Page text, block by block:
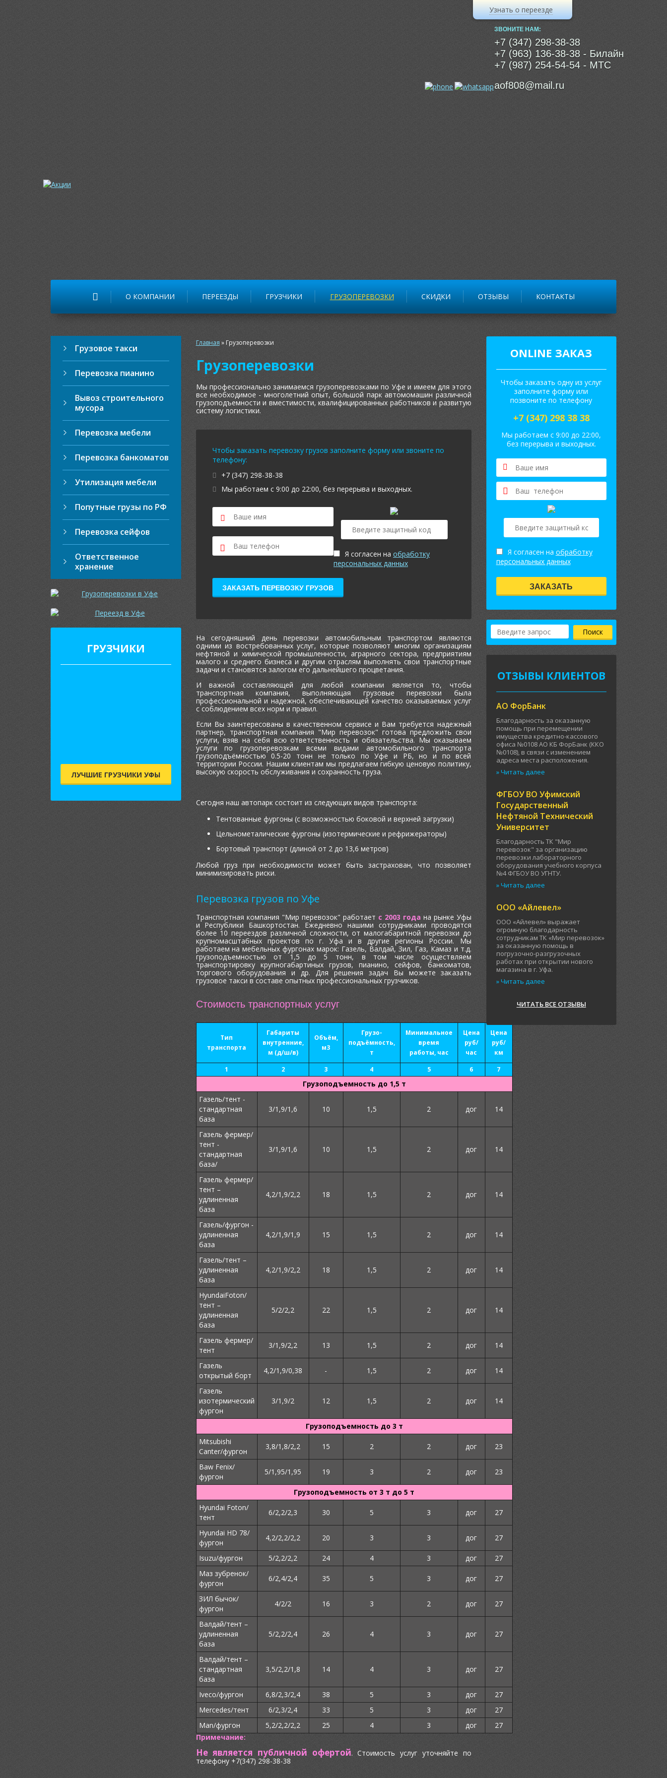
Узнать о переезде
ЗВОНИТЕ НАМ:
+7 (347) 298-38-38
+7 (963) 136-38-38 - Билайн
+7 (987) 254-54-54 - МТС
aof808@mail.ru
О КОМПАНИИ ПЕРЕЕЗДЫ ГРУЗЧИКИ ГРУЗОПЕРЕВОЗКИ СКИДКИ ОТЗЫВЫ КОНТАКТЫ
Грузовое такси
Перевозка пианино
Вывоз строительного
мусора
Перевозка мебели
Перевозка банкоматов
Утилизация мебели
Попутные грузы по РФ
Перевозка сейфов
Ответственное
хранение
ГРУЗЧИКИ
ЛУЧШИЕ ГРУЗЧИКИ УФЫ
Главная »Грузоперевозки
Грузоперевозки
Мы профессионально занимаемся грузоперевозками по Уфе и имеем для этого
все необходимое - многолетний опыт, большой парк автомомашин различной
грузоподъемности и вместимости, квалифицированных работников и развитую
систему логистики.
Чтобы заказать перевозку грузов заполните форму или звоните по
телефону:
+7 (347) 298-38-38
Мы работаем с 9:00 до 22:00, без перерыва и выходных.
Я согласен на обработку
персональных данных
ЗАКАЗАТЬ ПЕРЕВОЗКУ ГРУЗОВ
На сегодняшний день перевозки автомобильным транспортом являются
одними из востребованных услуг, которые позволяют многим организациям
нефтяной и химической промышленности, аграрного сектора, предприятиям
малого и среднего бизнеса и другим отраслям выполнять свои транспортные
задачи и становятся залогом его дальнейшего процветания.
И важной составляющей для любой компании является то, чтобы
транспортная компания, выполняющая грузовые перевозки была
профессиональной и надежной, обеспечивающей качество оказываемых услуг
с соблюдением всех норм и правил.
Если Вы заинтересованы в качественном сервисе и Вам требуется надежный
партнер, транспортная компания "Мир перевозок" готова предложить свои
услуги, взяв на себя всю ответственность и обязательства. Мы оказываем
услуги по грузоперевозкам всеми видами автомобильного транспорта
грузоподъёмностью 0.5-20 тонн не только по Уфе и РБ, но и по всей
территории России. Нашим клиентам мы предлагаем гибкую ценовую политику,
высокую скорость обслуживания и сохранность груза.
Сегодня наш автопарк состоит из следующих видов транспорта:
Тентованные фургоны (с возможностью боковой и верхней загрузки)
Цельнометалические фургоны (изотермические и рефрижераторы)
Бортовый транспорт (длиной от 2 до 13,6 метров)
Любой груз при необходимости может быть застрахован, что позволяет
минимизировать риски.
Перевозка грузов по Уфе
Транспортная компания "Мир перевозок" работает c 2003 года на рынке Уфы
и Республики Башкортостан. Ежедневно нашими сотрудниками проводятся
более 10 переездов различной сложности, от малогабаритной перевозки до
крупномасштабных проектов по г. Уфа и в другие регионы России. Мы
работаем на мебельных фургонах марок: Газель, Валдай, Зил, Газ, Камаз и т.д.
грузоподъемностью от 1,5 до 5 тонн, в том числе осуществляем
транспортировку крупногабартиных грузов, пианино, сейфов, банкоматов,
торгового оборудования и др. Для решения задач Вы можете заказать
грузовое такси в составе опытных профессиональных грузчиков.
Стоимость транспортных услуг
Тип
транспорта
Габариты
внутренние,
м (д/ш/в)
Объём,
м3
Грузо-
подъёмность,
т
Минимальное
время
работы, час
Цена
руб/
час
Цена
руб/
км
1
2 3 4 5 6 7
Грузоподъемность до 1,5 т
Газель/тент -
стандартная
база
3/1,9/1,6 10 1,5 2 дог 14
Газель фермер/
тент -
стандартная
база/
3/1,9/1,6 10 1,5 2 дог 14
Газель фермер/
тент –
удлиненная
база
4,2/1,9/2,2 18 1,5 2 дог 14
Газель/фургон -
удлиненная
база
4,2/1,9/1,9 15 1,5 2 дог 14
Газель/тент –
удлиненная
база
4,2/1,9/2,2 18 1,5 2 дог 14
HyundaiFoton/
тент –
удлиненная
база
5/2/2,2 22 1,5 2 дог 14
Газель фермер/
тент
3/1,9/2,2 13 1,5 2 дог 14
Газель
открытый борт
4,2/1,9/0,38 - 1,5 2 дог 14
Газель
изотермический
фургон
3/1,9/2 12 1,5 2 дог 14
Грузоподъемность до 3 т
Mitsubishi
Canter/фургон
3,8/1,8/2,2 15 2 2 дог 23
Baw Fenix/
фургон
5/1,95/1,95 19 3 2 дог 23
Грузоподъемность от 3 т до 5 т
Hyundai Foton/
тент
6/2,2/2,3 30 5 3 дог 27
Hyundai HD 78/
фургон
4,2/2,2/2,2 20 3 3 дог 27
Isuzu/фургон 5/2,2/2,2 24 4 3 дог
27
Маз зубренок/
фургон
6/2,4/2,4 35 5 3 дог 27
ЗИЛ бычок/
фургон
4/2/2 16 3 2 дог 27
Валдай/тент –
удлиненная
база
5/2,2/2,4 26 4 3 дог 27
Валдай/тент –
стандартная
база
3,5/2,2/1,8 14 4 3 дог 27
Iveco/фургон 6,8/2,3/2,4 38 5 3 дог
27
Mercedes/тент
6/2,3/2,4 33 5 3 дог
27
Man/фургон
5,2/2,2/2,2 25 4 3 дог
27
Примечание:
Не является публичной офертой. Стоимость услуг уточняйте по
телефону +7(347) 298-38-38
ONLINE ЗАКАЗ
Чтобы заказать одну из услуг
заполните форму или
позвоните по телефону
+7 (347) 298 38 38
Мы работаем с 9:00 до 22:00,
без перерыва и выходных.
Я согласен на обработку
персональных данных
ЗАКАЗАТЬ
ОТЗЫВЫ КЛИЕНТОВ
АО ФорБанк
Благодарность за оказанную
помощь при перемещении
имущества кредитно-кассового
офиса №0108 АО КБ ФорБанк (ККО
№0108), в связи с изменением
адреса места расположения.
» Читать далее
ФГБОУ ВО Уфимский
Государственный
Нефтяной Технический
Университет
Благодарность ТК "Мир
перевозок" за организацию
перевозки лабораторного
оборудования учебного корпуса
№4 ФГБОУ ВО УГНТУ.
» Читать далее
ООО «Айлевел»
ООО «Айлевел» выражает
огромную благодарность
сотрудникам ТК «Мир перевозок»
за оказанную помощь в
погрузочно-разгрузочных
работах при открытии нового
магазина в г. Уфа.
» Читать далее
ЧИТАТЬ ВСЕ ОТЗЫВЫ